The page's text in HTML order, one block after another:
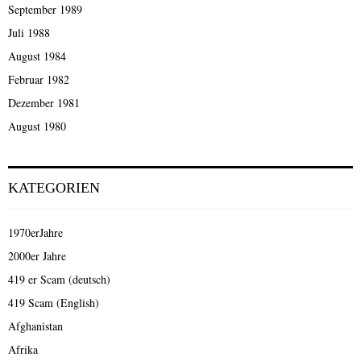
September 1989
Juli 1988
August 1984
Februar 1982
Dezember 1981
August 1980
KATEGORIEN
1970erJahre
2000er Jahre
419 er Scam (deutsch)
419 Scam (English)
Afghanistan
Afrika